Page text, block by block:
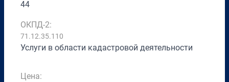
44
ОКПД-2:
71.12.35.110
Услуги в области кадастровой деятельности
Цена: